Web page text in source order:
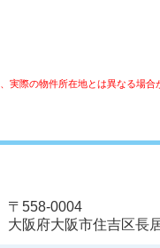
際の物件所在地とは異なる場合
〒558-0004
大阪府大阪市住吉区長